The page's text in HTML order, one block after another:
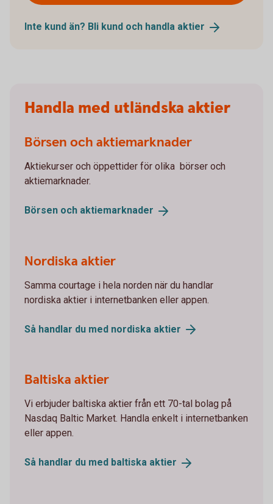
Inte kund än? Bli kund och handla aktier
Handla med utländska aktier
Börsen och aktiemarknader
Aktiekurser och öppettider för olika börser och
aktiemarknader.
Börsen och aktiemarknader
Nordiska aktier
Samma courtage i hela norden när du handlar
nordiska aktier i internetbanken eller appen.
Så handlar du med nordiska aktier
Baltiska aktier
Vi erbjuder baltiska aktier från ett 70-tal bolag på
Nasdaq Baltic Market. Handla enkelt i internetbanken
eller appen.
Så handlar du med baltiska aktier